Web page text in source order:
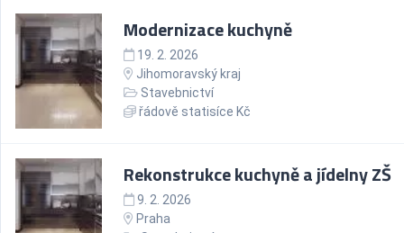
Modernizace kuchyně
19. 2. 2026
Jihomoravský kraj
Stavebnictví
řádově statisíce Kč
Rekonstrukce kuchyně a jídelny ZŠ
9. 2. 2026
Praha